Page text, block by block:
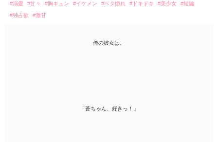
#溺愛 #甘々 #胸キュン #イケメン #ベタ惚れ #ドキドキ #美少女
#短編
#独占欲
#激甘
俺の彼女は、
「蒼ちゃん、好きっ！」